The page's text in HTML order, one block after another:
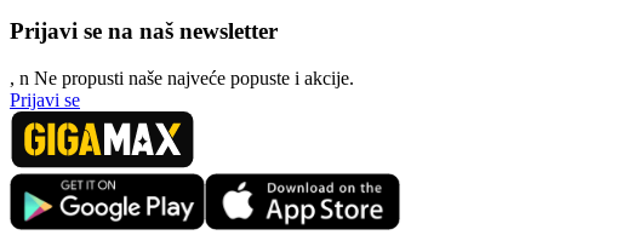
Prijavi se na naš newsletter
, n Ne propusti naše najveće popuste i akcije.
Prijavi se